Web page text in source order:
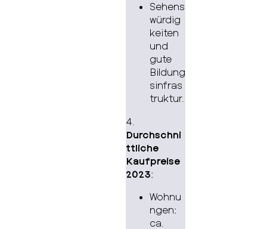
Sehens
würdig
keiten
und
gute
Bildung
sinfras
truktur.
4.
Durchschni
ttliche
Kaufpreise
2023:
Wohnu
ngen:
ca.